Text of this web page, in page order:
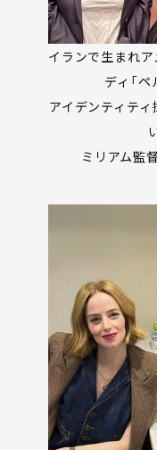
イランで生まれ
ディ「ペ
アイデンティテ
ミリアム監